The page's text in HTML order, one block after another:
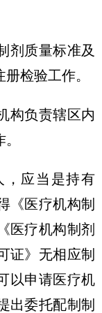
剂质量标准及
检验工作。
构负责辖区内
应当是持有
《医疗机构制
医疗机构制剂
证》无相应制
以申请医疗机
出委托配制制